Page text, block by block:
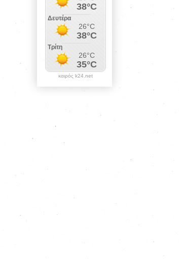
καιρός k24.net